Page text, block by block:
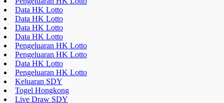
Pengeluaran HK Lotto
Data HK Lotto
Data HK Lotto
Data HK Lotto
Live Draw SDY
Keluaran HK Lotto
Pengeluaran HK Lotto
a style="display:none;"
href="https://educatorday2023.com/">Pengeluaran HK Lotto
Result Macau
Pengeluaran HK